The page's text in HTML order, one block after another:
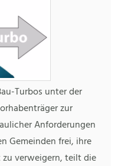
Turbos unter der
zur
Anforderungen
Gemeinden frei, ihre
verweigern, teilt die